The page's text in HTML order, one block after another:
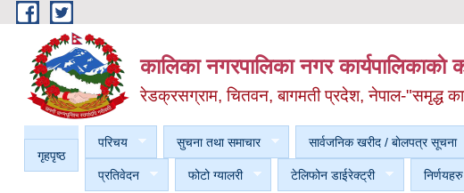
Skip to main content
कालिका नगरपालिका नगर कार्यपालिकाकाे
रेडक्रसग्राम, चितवन, बागमती प्रदेश, नेपाल-"समृद्ध
गृहपृष्ठ
परिचय सुचना तथा समाचार सार्वजनिक खरीद / बाेलपत्र सूचना
प्रतिवेदन फोटो ग्यालरी टेलिफोन डाईरेक्ट्री निर्णयहरु